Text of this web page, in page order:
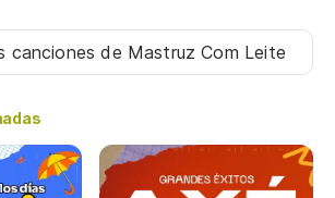
cancionesde Mastruz Com Leite